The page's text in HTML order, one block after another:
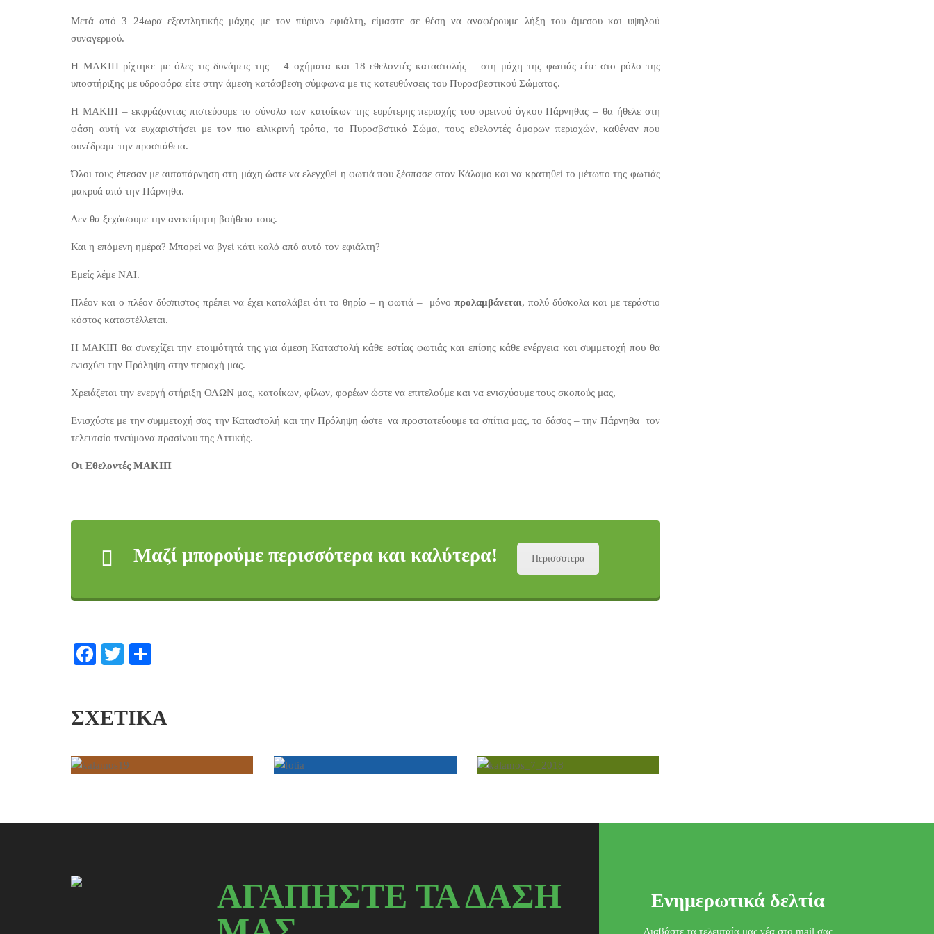
Μετά από 3 24ωρα εξαντλητικής μάχης με τον πύρινο εφιάλτη, είμαστε σε θέση να αναφέρουμε λήξη του άμεσου και υψηλού
συναγερμού.
Η ΜΑΚΙΠ ρίχτηκε με όλες τις δυνάμεις της – 4 οχήματα και 18 εθελοντές καταστολής – στη μάχη της φωτιάς είτε στο ρόλο της
υποστήριξης με υδροφόρα είτε στην άμεση κατάσβεση σύμφωνα με τις κατευθύνσεις του Πυροσβεστικού Σώματος.
Η ΜΑΚΙΠ – εκφράζοντας πιστεύουμε το σύνολο των κατοίκων της ευρύτερης περιοχής του ορεινού όγκου Πάρνηθας – θα ήθελε στη
φάση αυτή να ευχαριστήσει με τον πιο ειλικρινή τρόπο, το Πυροσβστικό Σώμα, τους εθελοντές όμορων περιοχών, καθέναν που
συνέδραμε την προσπάθεια.
Όλοι τους έπεσαν με αυταπάρνηση στη μάχη ώστε να ελεγχθεί η φωτιά που ξέσπασε στον Κάλαμο και να κρατηθεί το μέτωπο της φωτιάς
μακρυά από την Πάρνηθα.
Δεν θα ξεχάσουμε την ανεκτίμητη βοήθεια τους.
Και η επόμενη ημέρα? Μπορεί να βγεί κάτι καλό από αυτό τον εφιάλτη?
Εμείς λέμε ΝΑΙ.
Πλέον και ο πλέον δύσπιστος πρέπει να έχει καταλάβει ότι το θηρίο – η φωτιά – μόνο προλαμβάνεται, πολύ δύσκολα και με τεράστιο
κόστος καταστέλλεται.
Η ΜΑΚΙΠ θα συνεχίζει την ετοιμότητά της για άμεση Καταστολή κάθε εστίας φωτιάς και επίσης κάθε ενέργεια και συμμετοχή που θα
ενισχύει την Πρόληψη στην περιοχή μας.
Χρειάζεται την ενεργή στήριξη ΟΛΩΝ μας, κατοίκων, φίλων, φορέων ώστε να επιτελούμε και να ενισχύουμε τους σκοπούς μας,
Ενισχύστε με την συμμετοχή σας την Καταστολή και την Πρόληψη ώστε να προστατεύουμε τα σπίτια μας, το δάσος – την Πάρνηθα τον
τελευταίο πνεύμονα πρασίνου της Αττικής.
Οι Εθελοντές ΜΑΚΙΠ
Μαζί μπορούμε περισσότερα και καλύτερα! Περισσότερα
Facebook
Twitter
ΣΧΕΤΙΚΆ
ΑΓΑΠΗΣΤΕ ΤΑ ΔΑΣΗ
Ενημερωτικά δελτία
Διαβάστε τα τελευταία μας νέα στο mail σας